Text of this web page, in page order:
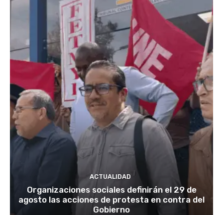
ACTUALIDAD
Organizaciones sociales definirán el 29 de
agosto las acciones de protesta en contra del
Gobierno